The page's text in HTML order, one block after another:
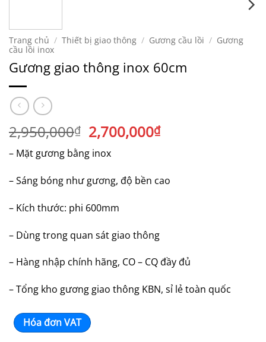
Trang chủ / Thiết bị giao thông / Gương cầu lồi / Gương
cầu lồi inox
Gương giao thông inox 60cm
2,950,000₫ Giá
gốc
là:
2,950,000₫.
2,700,000₫Giá
là:
2,700,000₫.
– Mặt gương bằng inox
– Sáng bóng như gương, độ bền cao
– Kích thước: phi 600mm
– Dùng trong quan sát giao thông
– Hàng nhập chính hãng, CO – CQ đầy đủ
– Tổng kho gương giao thông KBN, sỉ lẻ toàn quốc
Hóa đơn VAT